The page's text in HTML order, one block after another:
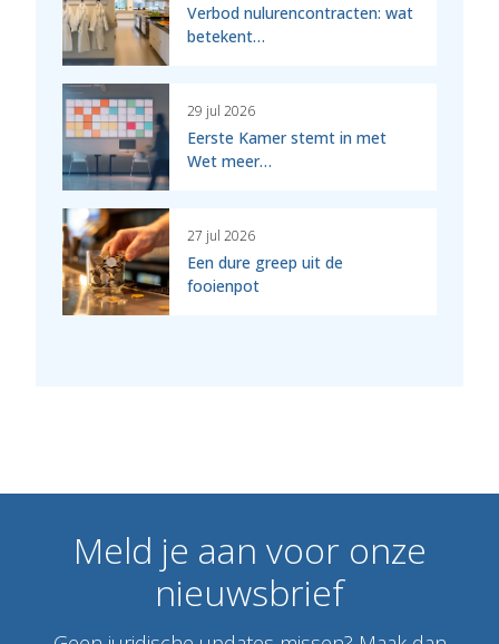
Verbod nulurencontracten: wat
betekent…
29 jul 2026
Eerste Kamer stemt in met
Wet meer…
27 jul 2026
Een dure greep uit de
fooienpot
Meld je aan voor onze
nieuwsbrief